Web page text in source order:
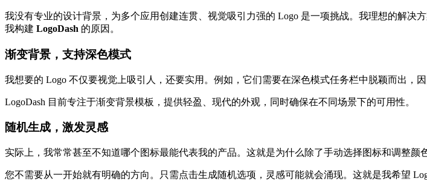
我没有专业的设计背景，为多个应用创建连贯、视觉吸引力强的 Logo 是一项挑战。我理想的解
我构建 LogoDash 的原因。
渐变背景，支持深色模式
我想要的 Logo 不仅要视觉上吸引人，还要实用。例如，它们需要在深色模式任务栏中脱颖而出，
LogoDash 目前专注于渐变背景模板，提供轻盈、现代的外观，同时确保在不同场景下的可用性。
随机生成，激发灵感
实际上，我常常甚至不知道哪个图标最能代表我的产品。这就是为什么除了手动选择图标和调整颜
您不需要从一开始就有明确的方向。只需点击生成随机选项，灵感可能就会涌现。这就是我希望